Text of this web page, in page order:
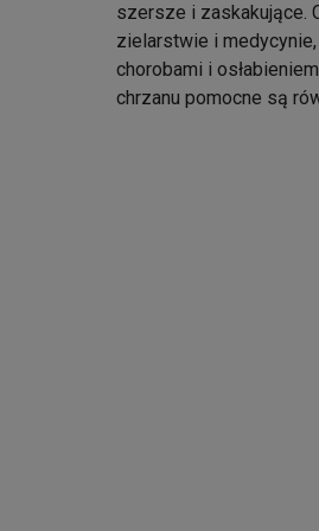
szersze i zaskakujące.
zielarstwie i
chorobami i
chrzanu pomocne są